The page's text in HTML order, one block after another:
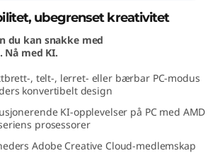
ubegrenset kreativitet
du kan snakke med
Nå med KI.
, telt-, lerret- eller bærbar PC-modus
konvertibelt design
KI-opplevelser på PC med AMD
prosessorer
Adobe Creative Cloud-medlemskap